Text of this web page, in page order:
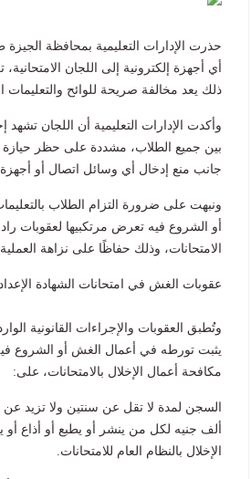
حذرت الإدارات التعليمية بمحافظة
أي أجهزة إلكترونية إلى اللجان
ذلك يعد مخالفة صريحة للوائح والتعليمات
وأكدت الإدارات التعليمية أن اللجان
بين جميع الطلاب، مشددة على حظر حيازة
جانب منع إدخال أي وسائل اتصال أو أجهزة
ونبهت على ضرورة التزام الطلاب
أو الشروع فيه تعرض مرتكبيها لعقوبات
الامتحانات، وذلك حفاظًا على نزاهة
عقوبات الغش في امتحانات الشهادة
وتُطبق العقوبات والإجراءات القانونية
مكافحة أعمال الإخلال بالامتحانات، على:
ألف جنيه لكل من ينشر أو يطبع أو أذاع أو
الإخلال بالنظام العام للامتحانات.